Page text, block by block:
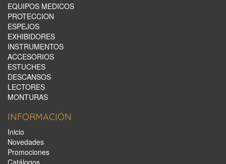
EQUIPOS MEDICOS
PROTECCION
ESPEJOS
EXHIBIDORES
INSTRUMENTOS
ACCESORIOS
ESTUCHES
DESCANSOS
LECTORES
MONTURAS
INFORMACIÓN
Inicio
Novedades
Promociones
Catálogos